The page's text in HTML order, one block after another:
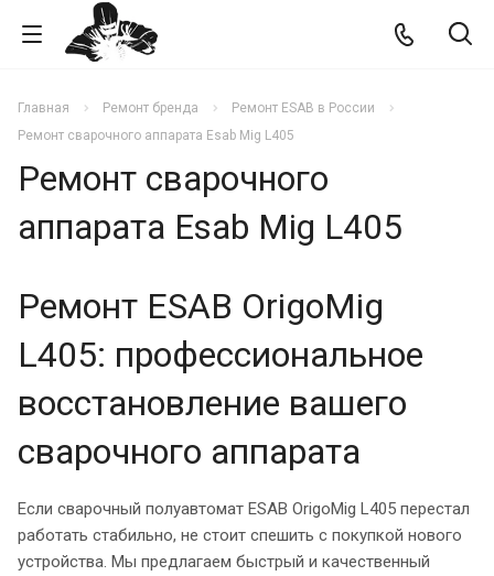
Главная Ремонт бренда
Ремонт ESAB в России
Ремонт сварочного аппарата Esab Mig L405
Ремонт сварочного
аппарата Esab Mig L405
Ремонт ESAB OrigoMig
L405: профессиональное
восстановление вашего
сварочного аппарата
Если сварочный полуавтомат ESAB OrigoMig L405 перестал
работать стабильно, не стоит спешить с покупкой нового
устройства. Мы предлагаем быстрый и качественный